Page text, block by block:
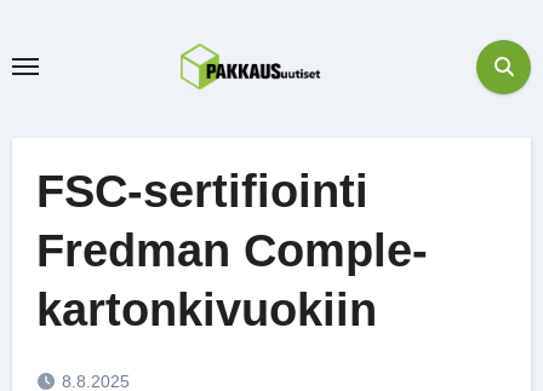
FSC-sertifiointi
Fredman Comple-
kartonkivuokiin
8.8.2025